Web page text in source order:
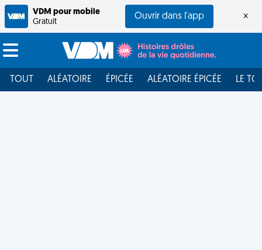
VDM pour mobile
Gratuit
Ouvrir dans l'app ×
TOUT ALÉATOIRE ÉPICÉE ALÉATOIRE ÉPICÉE LE